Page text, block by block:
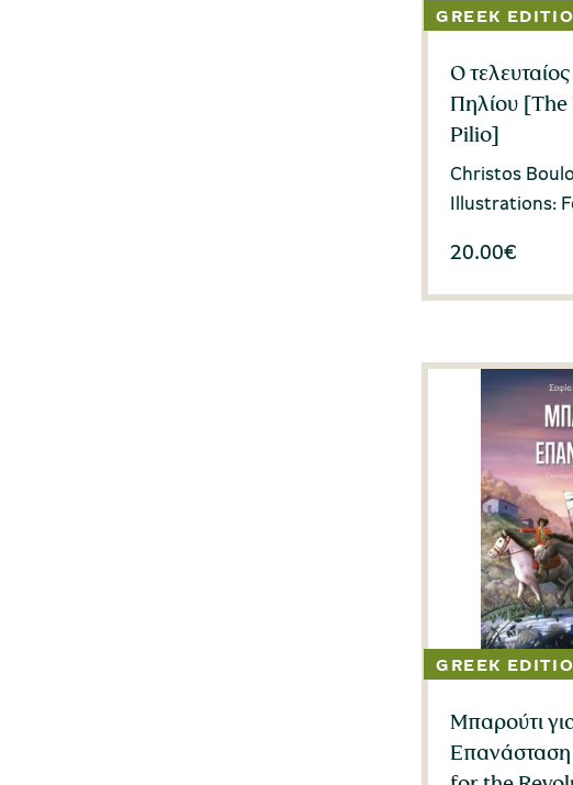
Ο
Πηλίου
Pilio]
Christos
Illustrations:
20.00€
Μπαρούτι